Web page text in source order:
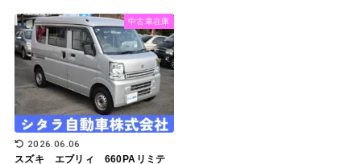
中古車在庫
2026.06.06
スズキ エブリィ 660PAリミテ